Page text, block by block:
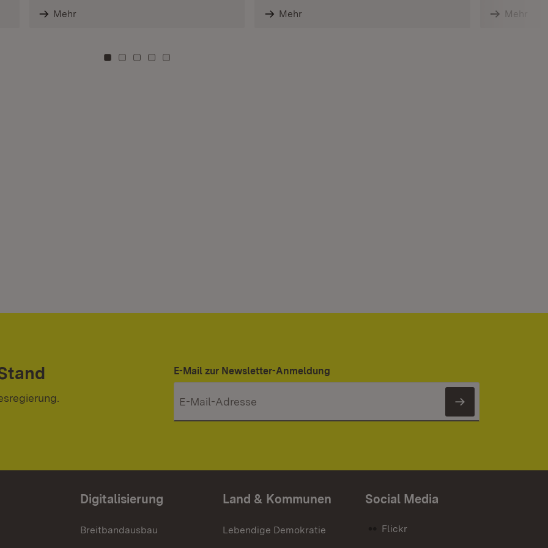
Mehr Mehr Mehr
Zu Kachel: 0
Zu Kachel: 3
Zu Kachel: 6
Zu Kachel: 9
Zu Kachel: 12
E-Mail zur Newsletter-Anmeldung
Newsletter
Digitalisierung
Breitbandausbau
Land & Kommunen
Lebendige Demokratie
Social Media
Flickr